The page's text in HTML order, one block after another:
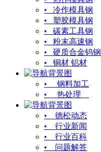
• 冷作模具钢
• 塑胶模具钢
• 碳素工具钢
• 粉末高速钢
• 硬质合金钨钢
• 铜材 铝材
• 钢料加工
• 热处理
• 德松动态
• 行业新闻
• 行业百科
• 问题解答